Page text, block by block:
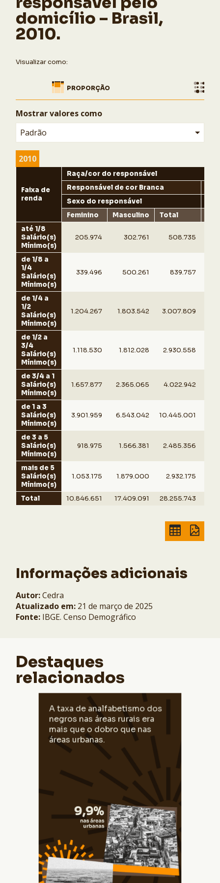
COPIAR
domicílio – Brasil,
2010.
Visualizar como:
PROPORÇÃO
Mostrar valores como
Padrão
2010
Faixa de
renda
Raça/cor do responsável
Responsável de cor Branca
Sexo do responsável
Feminino
Masculino Total
até 1/8
Salário(s)
Mínimo(s)
205.974 302.761 508.735
de 1/8 a
1/4
Salário(s)
Mínimo(s)
339.496 500.261 839.757
de 1/4 a
1/2
Salário(s)
Mínimo(s)
1.204.267 1.803.542 3.007.809
de 1/2 a
3/4
Salário(s)
Mínimo(s)
1.118.530 1.812.028 2.930.558
de 3/4 a 1
Salário(s)
Mínimo(s)
1.657.877 2.365.065 4.022.942
de 1 a 3
Salário(s)
Mínimo(s)
3.901.959 6.543.042 10.445.001
de 3 a 5
Salário(s)
Mínimo(s)
918.975 1.566.381 2.485.356
mais de 5
Salário(s)
Mínimo(s)
1.053.175 1.879.000 2.932.175
Total 10.846.651 17.409.091 28.255.743
Informações adicionais
Autor:Cedra
Atualizado em: 21 de março de 2025
Fonte: IBGE. Censo Demográfico
Destaques
relacionados
A taxa de analfabetismo dos
negros nas áreas rurais era
mais que o dobro que nas
áreas urbanas.
Em 2010, considerando a população negra,
a taxa de analfabetismo nas áreas rurais
era 27,4% e nas áreas urbanas, 9,9%.
Fonte: IBGE | Censo 2010. Elaborado pelo
CEDRA.